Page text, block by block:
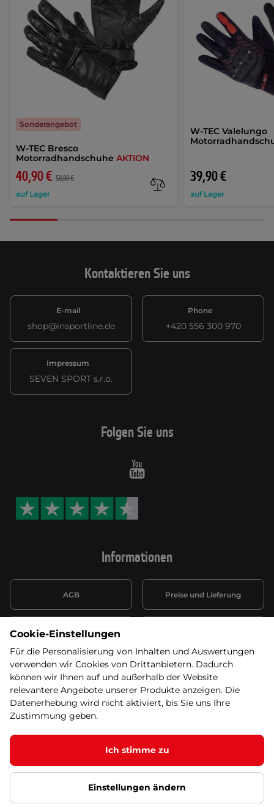
W-TEC Bresco
Motorradhandschuhe AKTION
40,90 € 58,80 €
auf Lager
Sonderangebot
W-TEC Valelungo
39,90 €
auf Lager
Kontaktieren Sie uns
E-mail
shop@insportline.de
Phone
+420 556 300 970
Impressum
SEVEN SPORT s.r.o.
Informationen
AGB Preise und Lieferung
Datenschutzerklärung
Wiederufsbelehrung mit Link
zum Formular
Batterieentsorgung
Informationen zu Elektro-
und Elektonikgeräten
Widerruf erklären
Folgen Sie uns
Youtube
© 2026 SEVEN SPORT s.r.o Alle Rechte vorbehalten1
Datenschutzgrundsätze Google Datenschutz Google
Partnerseiten Cookie-Einstellungen
Cookie-Einstellungen
Für die Personalisierung von Inhalten und Auswertungen
verwenden wir Cookies von Drittanbietern. Dadurch
können wir Ihnen auf und außerhalb der Website
relevantere Angebote unserer Produkte anzeigen. Die
Datenerhebung wird nicht aktiviert, bis Sie uns Ihre
Zustimmung geben.
Ich stimme zu
Einstellungen ändern